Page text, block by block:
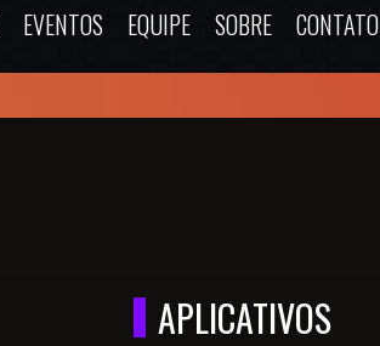
EVENTOS EQUIPE SOBRE CONTATO
APLICATIVOS